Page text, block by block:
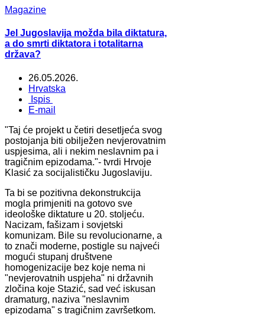
Magazine
Jel Jugoslavija možda bila diktatura,
a do smrti diktatora i totalitarna
država?
26.05.2026.
Hrvatska
Ispis
E-mail
"Taj će projekt u četiri desetljeća svog
postojanja biti obilježen nevjerovatnim
uspjesima, ali i nekim neslavnim pa i
tragičnim epizodama."- tvrdi Hrvoje
Klasić za socijalističku Jugoslaviju.
Ta bi se pozitivna dekonstrukcija
mogla primjeniti na gotovo sve
ideološke diktature u 20. stoljeću.
Nacizam, fašizam i sovjetski
komunizam. Bile su revolucionarne, a
to znači moderne, postigle su najveći
mogući stupanj društvene
homogenizacije bez koje nema ni
"nevjerovatnih uspjeha" ni državnih
zločina koje Stazić, sad već iskusan
dramaturg, naziva "neslavnim
epizodama" s tragičnim završetkom.